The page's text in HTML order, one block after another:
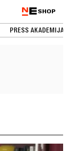
SHOP
PRESS AKADEMIJA